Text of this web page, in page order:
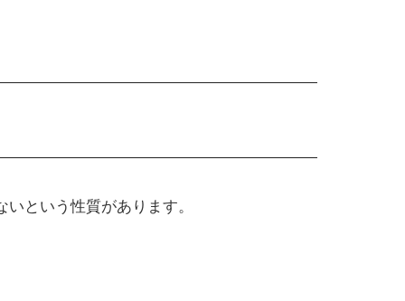
という性質があります。